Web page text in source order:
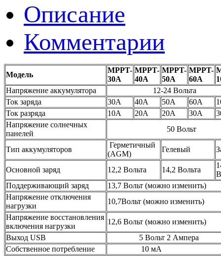
Описание
Комментарии
Модель
MPPT-
30A
MPPT-
40A
MPPT-
50A
MPPT-
60A
Напряжение аккумулятора
12-24 Вольта
Ток заряда
30А 40А 50А 60А
Ток разряда
10А 20А 20А 30А
Напряжение солнечных
панелей
50 Вольт
Тип аккумуляторов
Герметичный
(AGM)
Гелевый
Основной заряд 12,2 Вольта 14,2 Вольта
Поддерживающий заряд
13,7 Вольт (можно изменить)
Напряжение отключения
нагрузки
10,7Вольт (можно изменить)
Напряжение восстановления
включения нагрузки
12,6 Вольт (можно изменить)
Выход USB
5 Вольт 2 Ампера
Собственное потребление
10 мА